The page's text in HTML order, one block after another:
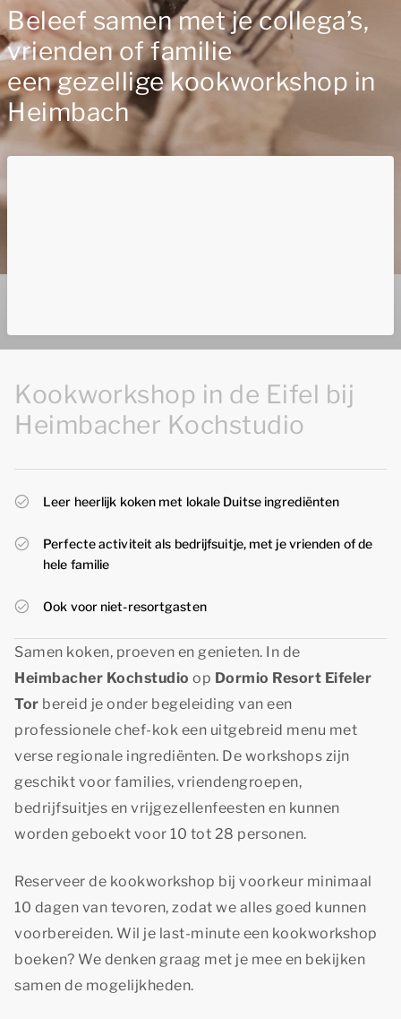
Beleef samen met je collega’s,
vrienden of familie
een gezellige kookworkshop in
Heimbach
Kookworkshop in de Eifel bij
Heimbacher Kochstudio
Leer heerlijk koken met lokale Duitse ingrediënten
Perfecte activiteit als bedrijfsuitje, met je vrienden of de
hele familie
Ook voor niet-resortgasten
Samen koken, proeven en genieten. In de
Heimbacher Kochstudio op Dormio Resort Eifeler
Tor bereid je onder begeleiding van een
professionele chef-kok een uitgebreid menu met
verse regionale ingrediënten. De workshops zijn
geschikt voor families, vriendengroepen,
bedrijfsuitjes en vrijgezellenfeesten en kunnen
worden geboekt voor 10 tot 28 personen.
Reserveer de kookworkshop bij voorkeur minimaal
10 dagen van tevoren, zodat we alles goed kunnen
voorbereiden. Wil je last-minute een kookworkshop
boeken? We denken graag met je mee en bekijken
samen de mogelijkheden.